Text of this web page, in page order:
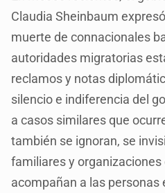
Claudia Sheinbaum
muerte de connacionales
autoridades migratorias
reclamos y notas
silencio e indiferencia del
a casos similares que
también se ignoran, se
familiares y organizaciones
acompañan a las